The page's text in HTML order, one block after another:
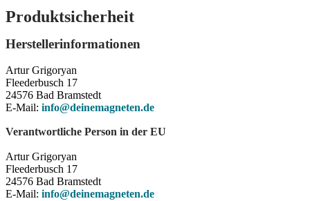
Produktsicherheit
Herstellerinformationen
Artur Grigoryan
Fleederbusch 17
24576 Bad Bramstedt
E-Mail: info@deinemagneten.de
Verantwortliche Person in der EU
Artur Grigoryan
Fleederbusch 17
24576 Bad Bramstedt
E-Mail: info@deinemagneten.de